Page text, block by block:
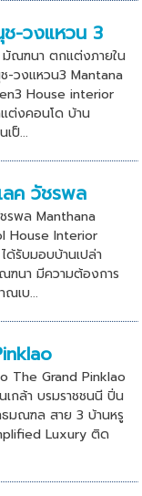
-วงแหวน 3
ณฑนา ตกแต่งภายใน
วงแหวน3 Mantana
House interior
ต่งคอนโด บ้าน
ป็...
ค วัชรพล
รพล Manthana
House Interior
รับมอบบ้านเปล่า
ฑนา มีความต้องการ
เบ...
The Grand Pinklao
กล้า บรมราชชนนี ปิ่น
มณฑล สาย 3 บ้านหรู
Luxury ติด